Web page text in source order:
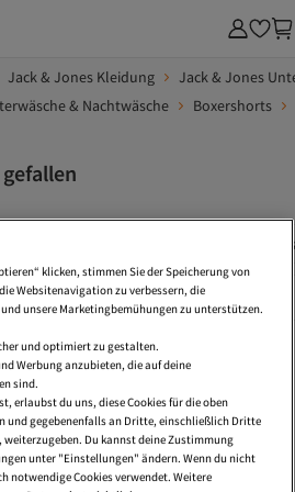
Jack & Jones Kleidung
Jack & Jones
& Nachtwäsche Boxershorts
Alles Sehen
30Er Pack Boxershorts Mit Spitze
Handschuhe
Nylon Boxershorts
5Xl
Microfaser Boxershorts
klicken, stimmen Sie der Speicherung von
Websitenavigation zu verbessern, die
unsere Marketingbemühungen zu unterstützen.
und optimiert zu gestalten.
Werbung anzubieten, die auf deine
sind.
erlaubst du uns, diese Cookies für die oben
und gegebenenfalls an Dritte, einschließlich Dritte
weiterzugeben. Du kannst deine Zustimmung
unter "Einstellungen" ändern. Wenn du nicht
notwendige Cookies verwendet. Weitere